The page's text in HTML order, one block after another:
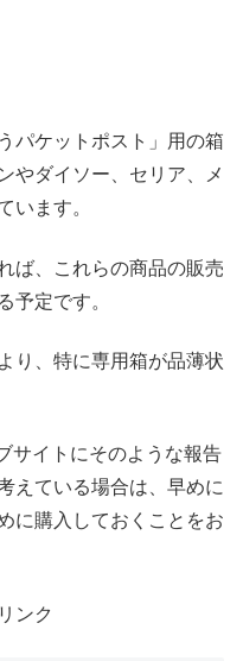
パケットポスト」用の箱
やダイソー、セリア、メ
います。
ば、これらの商品の販売
予定です。
り、特に専用箱が品薄状
サイトにそのような報告
えている場合は、早めに
に購入しておくことをお
ンク